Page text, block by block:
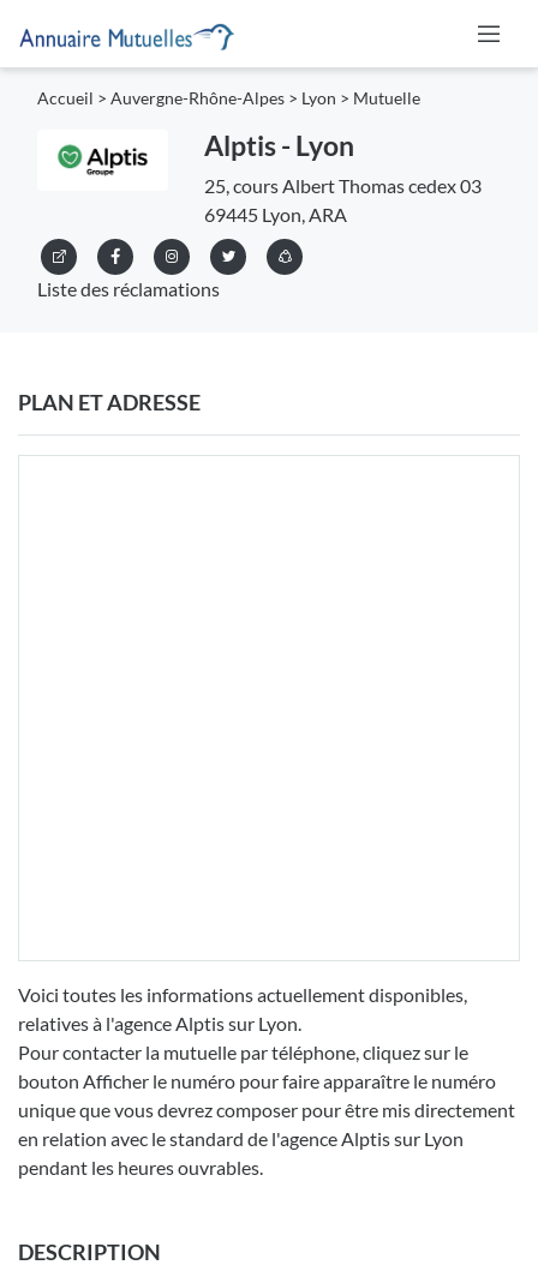
Accueil > Auvergne-Rhône-Alpes > Lyon > Mutuelle
Alptis - Lyon
25, cours Albert Thomas cedex 03
69445 Lyon, ARA
Liste des réclamations
PLAN ET ADRESSE
Voici toutes les informations actuellement disponibles,
relatives à l'agence Alptis sur Lyon.
Pour contacter la mutuelle par téléphone, cliquez sur le
bouton Afficher le numéro pour faire apparaître le numéro
unique que vous devrez composer pour être mis directement
en relation avec le standard de l'agence Alptis sur Lyon
pendant les heures ouvrables.
DESCRIPTION